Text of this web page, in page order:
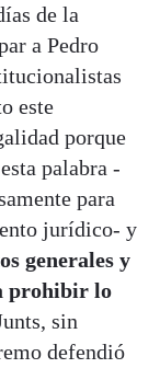
de la
a Pedro
este
porque
palabra -
para
jurídico- y
generales y
prohibir lo
sin
defendió